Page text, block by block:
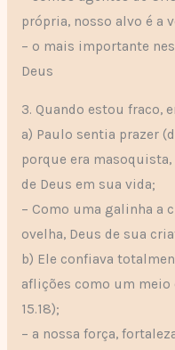
própria, nosso alvo é a
– o mais importante
Deus
3. Quando estou fraco,
a) Paulo sentia prazer
porque era
de Deus em sua vida;
– Como uma galinha a
ovelha, Deus de sua
b) Ele confiava
aflições como um meio
15.18);
– a nossa força,